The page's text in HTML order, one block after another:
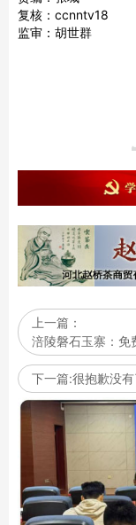
复核：ccnntv18
监审：胡世群
上一篇：
涪陵磐石玉寨：免
下一篇:很抱歉没有